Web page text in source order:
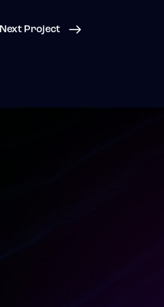
Next Project